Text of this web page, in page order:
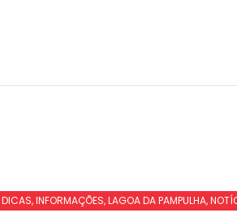
DICAS,INFORMAÇÕES,LAGOA DA PAMPULHA,